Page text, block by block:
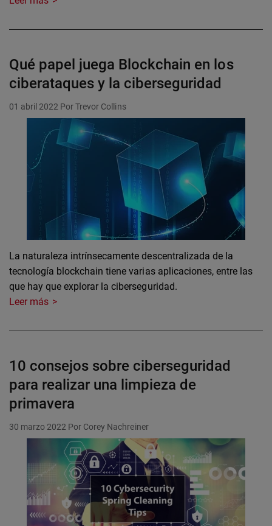
Qué papel juega Blockchain en los
ciberataques y la ciberseguridad
01 abril 2022 Por Trevor Collins
La naturaleza intrínsecamente descentralizada de la
tecnología blockchain tiene varias aplicaciones, entre las
que hay que explorar la ciberseguridad.
Leer más
10 consejos sobre ciberseguridad
para realizar una limpieza de
primavera
30 marzo 2022 Por Corey Nachreiner